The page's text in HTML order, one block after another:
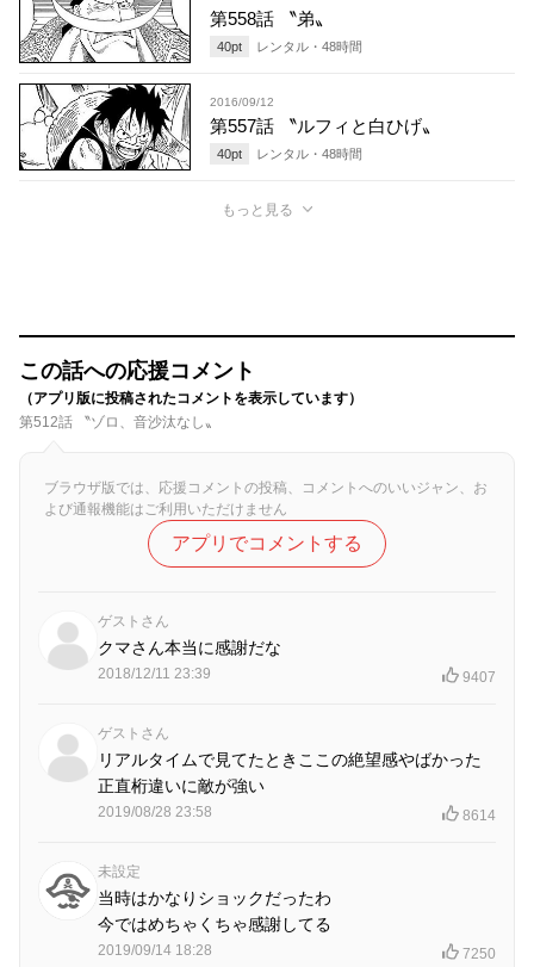
第558話 〝弟〟
40pt レンタル・ 48時間
2016/09/12
第557話 〝ルフィと白ひげ〟
40pt レンタル・ 48時間
もっと見る
この話への応援コメント
（アプリ版に投稿されたコメントを表示しています）
第512話 〝ゾロ、音沙汰なし〟
ブラウザ版では、応援コメントの投稿、コメントへのいいジャン、お
よび通報機能はご利用いただけません
アプリでコメントする
ゲストさん
クマさん本当に感謝だな
2018/12/11 23:39 9407
ゲストさん
リアルタイムで見てたときここの絶望感やばかった
正直桁違いに敵が強い
2019/08/28 23:58 8614
未設定
当時はかなりショックだったわ
今ではめちゃくちゃ感謝してる
2019/09/14 18:28 7250